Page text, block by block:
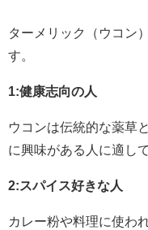
ターメリック（ウコン
す。
1:健康志向の人
ウコンは伝統的な薬草
に興味がある人に適し
2:スパイス好きな人
カレー粉や料理に使わ